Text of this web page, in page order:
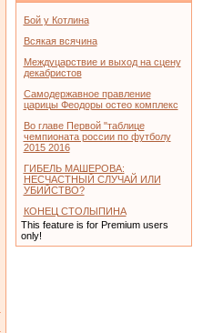
Бой у Котлина
Всякая всячина
Междуцарствие и выход на сцену
декабристов
Самодержавное правление
царицы Феодоры остео комплекс
Во главе Первой "таблице
чемпионата россии по футболу
2015 2016
ГИБЕЛЬ МАШЕРОВА:
НЕСЧАСТНЫЙ СЛУЧАЙ ИЛИ
УБИЙСТВО?
КОНЕЦ СТОЛЫПИНА
This feature is for Premium users
only!